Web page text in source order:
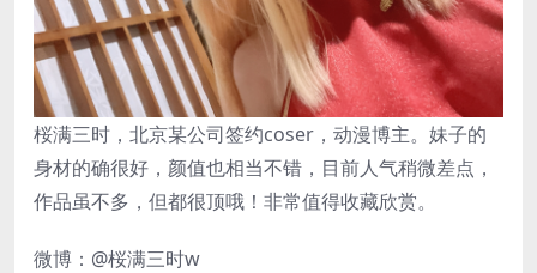
桜满三时，北京某公司签约coser，动漫博主。妹子的
身材的确很好，颜值也相当不错，目前人气稍微差点，
作品虽不多，但都很顶哦！非常值得收藏欣赏。
微博：@桜满三时w